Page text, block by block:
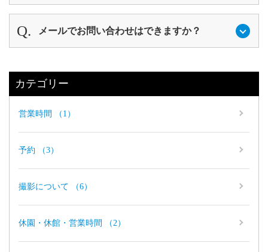
メールでお問い合わせはできますか？
カテゴリー
営業時間 （1）
予約 （3）
撮影について （6）
休園・休館・営業時間 （2）